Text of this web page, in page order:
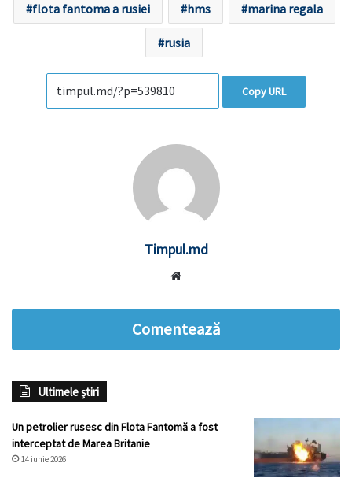
flota fantoma a rusiei hms marina regala
rusia
Copy URL
Timpul.md
Comentează
Ultimele știri
Un petrolier rusesc din Flota Fantomă a fost
interceptat de Marea Britanie
14 iunie 2026